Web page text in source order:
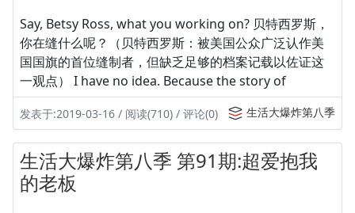
Say, Betsy Ross, what you working on? 贝特西罗斯，
你在缝什么呢？（贝特西罗斯：被美国公众广泛认作美
国国旗的首位缝制者，但缺乏足够的档案记载以佐证这
一观点） I have no idea. Because the story of
发表于:2019-03-16 / 阅读(710) / 评论(0) 生活大爆炸第八季
生活大爆炸第八季 第91期:超爱抱我
的老板